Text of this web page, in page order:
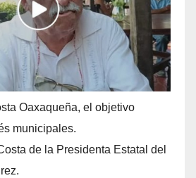
Oaxaqueña, el objetivo
municipales.
de la Presidenta Estatal del